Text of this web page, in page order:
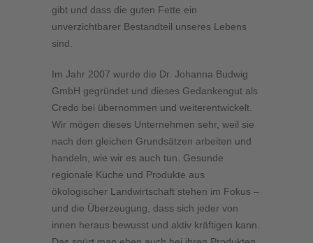
gibt und dass die guten Fette ein
unverzichtbarer Bestandteil unseres Lebens
sind.
Im Jahr 2007 wurde die Dr. Johanna Budwig
GmbH gegründet und dieses Gedankengut als
Credo bei übernommen und weiterentwickelt.
Wir mögen dieses Unternehmen sehr, weil sie
nach den gleichen Grundsätzen arbeiten und
handeln, wie wir es auch tun. Gesunde
regionale Küche und Produkte aus
ökologischer Landwirtschaft stehen im Fokus –
und die Überzeugung, dass sich jeder von
innen heraus bewusst und aktiv kräftigen kann.